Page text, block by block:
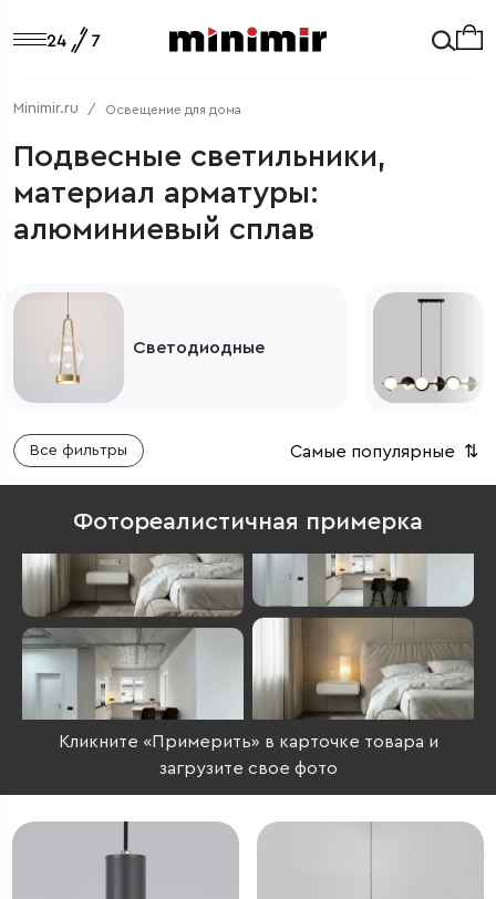
Minimir.ru Освещение для дома
Подвесные светильники,
материал арматуры:
алюминиевый сплав
Светодиодные
Все фильтры Самые популярные ⇅
Фотореалистичная примерка
Кликните «Примерить» в карточке товара и
загрузите свое фото